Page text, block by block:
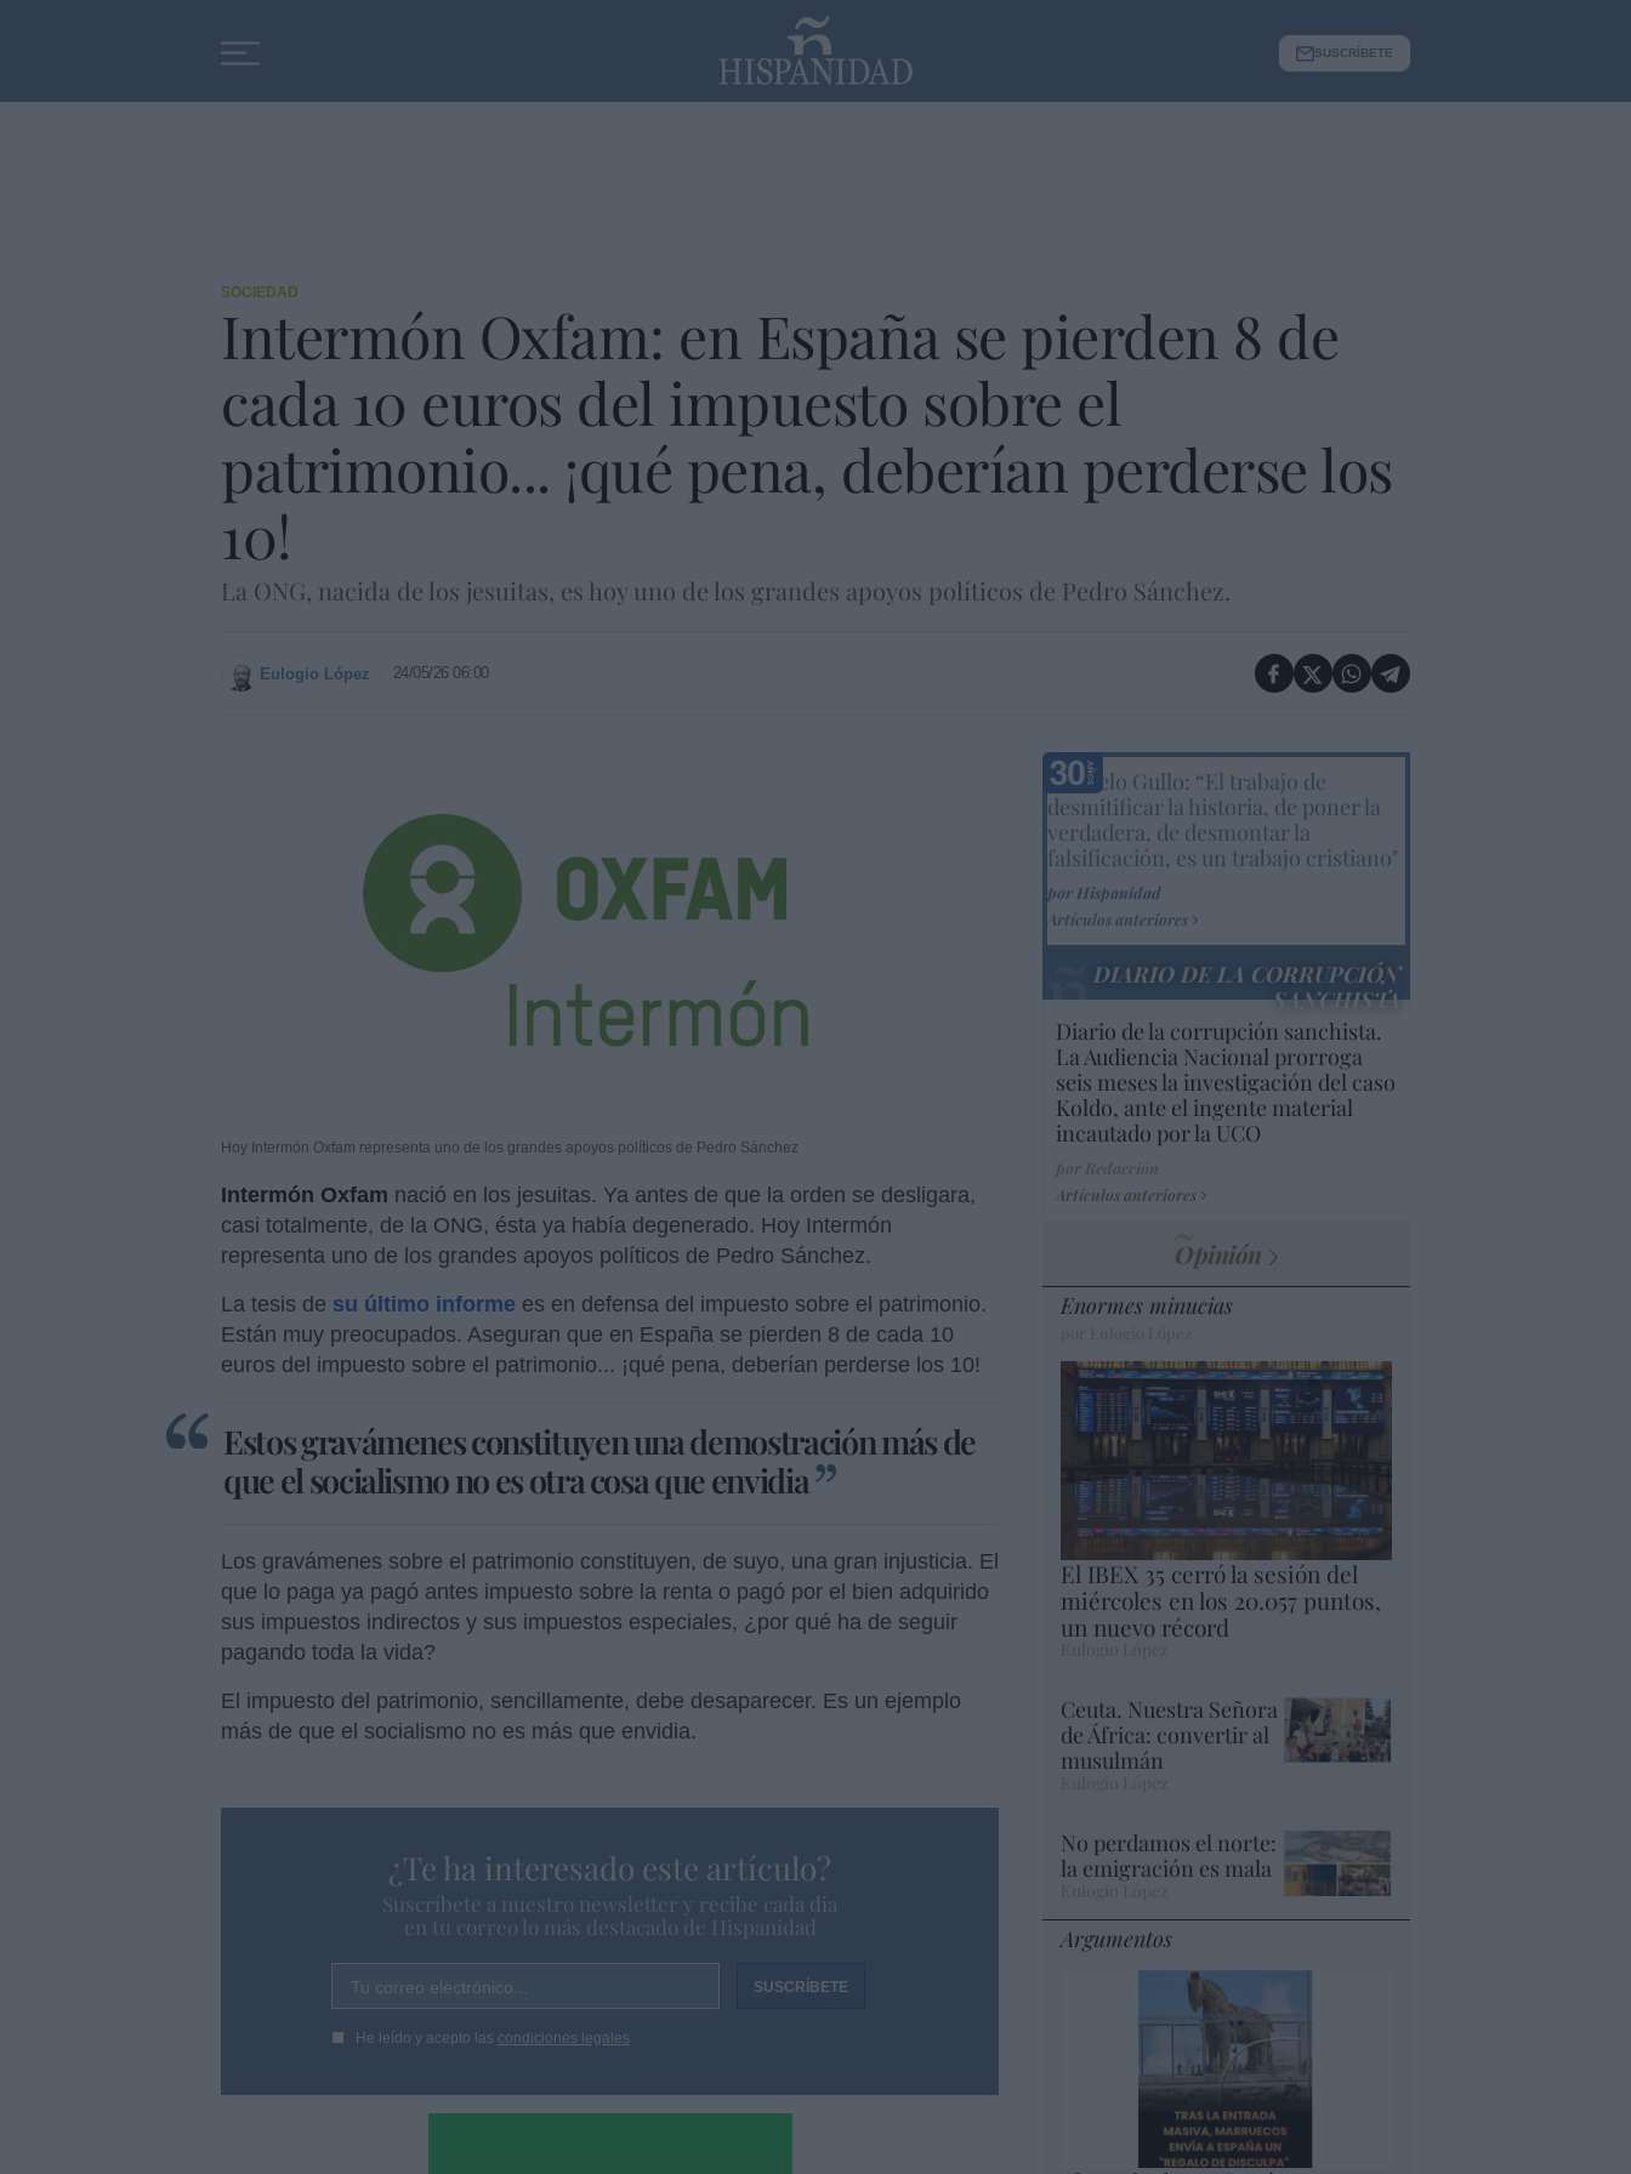
SUSCRÍBETE
SOCIEDAD
Intermón Oxfam: en España se pierden 8 de
cada 10 euros del impuesto sobre el
patrimonio... ¡qué pena, deberían perderse los
10!
La ONG, nacida de los jesuitas, es hoy uno de los grandes apoyos políticos de Pedro Sánchez.
Eulogio López 24/05/26 06:00
Hoy Intermón Oxfam representa uno de los grandes apoyos políticos de Pedro Sánchez
Intermón Oxfam nació en los jesuitas. Ya antes de que la orden se desligara,
casi totalmente, de la ONG, ésta ya había degenerado. Hoy Intermón
representa uno de los grandes apoyos políticos de Pedro Sánchez.
La tesis de su último informe es en defensa del impuesto sobre el patrimonio.
Están muy preocupados. Aseguran que en España se pierden 8 de cada 10
euros del impuesto sobre el patrimonio... ¡qué pena, deberían perderse los 10!
Estos gravámenes constituyen una demostración más de
que el socialismo no es otra cosa que envidia
Los gravámenes sobre el patrimonio constituyen, de suyo, una gran injusticia. El
que lo paga ya pagó antes impuesto sobre la renta o pagó por el bien adquirido
sus impuestos indirectos y sus impuestos especiales, ¿por qué ha de seguir
pagando toda la vida?
El impuesto del patrimonio, sencillamente, debe desaparecer. Es un ejemplo
más de que el socialismo no es más que envidia.
¿Te ha interesado este artículo?
Suscríbete a nuestro newsletter y recibe cada dia
en tu correo lo más destacado de Hispanidad
Tu correo electrónico...
He leído y acepto las condiciones legales
Marcelo Gullo: “El trabajo de
desmitificar la historia, de poner la
verdadera, de desmontar la
falsificación, es un trabajo cristiano"
por Hispanidad
Artículos anteriores
DIARIO DE LA CORRUPCIÓN
SANCHISTA
Diario de la corrupción sanchista.
La Audiencia Nacional prorroga
seis meses la investigación del caso
Koldo, ante el ingente material
incautado por la UCO
Artículos anteriores
Opinión
Enormes minucias
El IBEX 35 cerró la sesión del
miércoles en los 20.057 puntos,
un nuevo récord
Ceuta. Nuestra Señora
de África: convertir al
musulmán
No perdamos el norte:
la emigración es mala
Argumentos